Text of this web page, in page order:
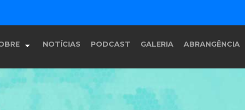
História
NOTÍCIAS PODCAST GALERIA ABRANGÊNCIA